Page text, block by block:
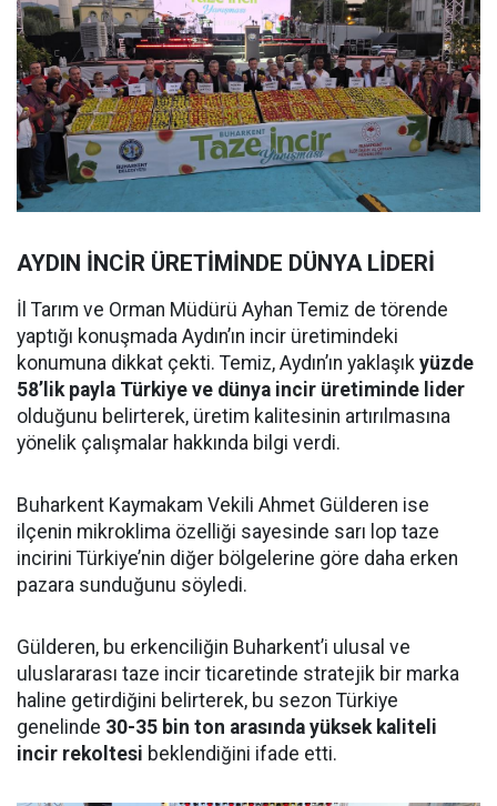
AYDIN İNCİR ÜRETİMİNDE DÜNYA LİDERİ
İl Tarım ve Orman Müdürü Ayhan Temiz de törende
yaptığı konuşmada Aydın’ın incir üretimindeki
konumuna dikkat çekti. Temiz, Aydın’ın yaklaşık yüzde
58’lik payla Türkiye ve dünya incir üretiminde lider
olduğunu belirterek, üretim kalitesinin artırılmasına
yönelik çalışmalar hakkında bilgi verdi.
Buharkent Kaymakam Vekili Ahmet Gülderen ise
ilçenin mikroklima özelliği sayesinde sarı lop taze
incirini Türkiye’nin diğer bölgelerine göre daha erken
pazara sunduğunu söyledi.
Gülderen, bu erkenciliğin Buharkent’i ulusal ve
uluslararası taze incir ticaretinde stratejik bir marka
haline getirdiğini belirterek, bu sezon Türkiye
genelinde 30-35 bin ton arasında yüksek kaliteli
incir rekoltesi beklendiğini ifade etti.